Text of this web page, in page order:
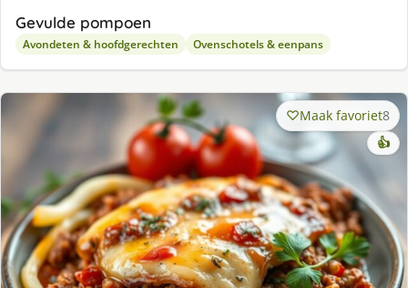
Gevulde pompoen
Avondeten & hoofdgerechten Ovenschotels & eenpans
Maak favoriet8
👍